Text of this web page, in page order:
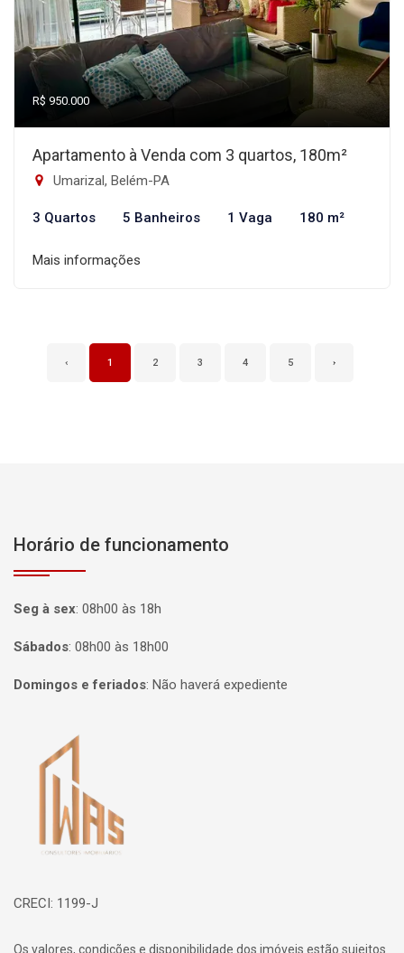
R$ 950.000
Apartamento à Venda com 3 quartos, 180m²
Umarizal, Belém-PA
3 Quartos 5 Banheiros 1 Vaga 180 m²
Mais informações
‹ 1 2 3 4 5 ›
Horário de funcionamento
Seg à sex: 08h00 às 18h
Sábados: 08h00 às 18h00
Domingos e feriados: Não haverá expediente
Página inicial
CRECI: 1199-J
Os valores, condições e disponibilidade dos imóveis estão sujeitos